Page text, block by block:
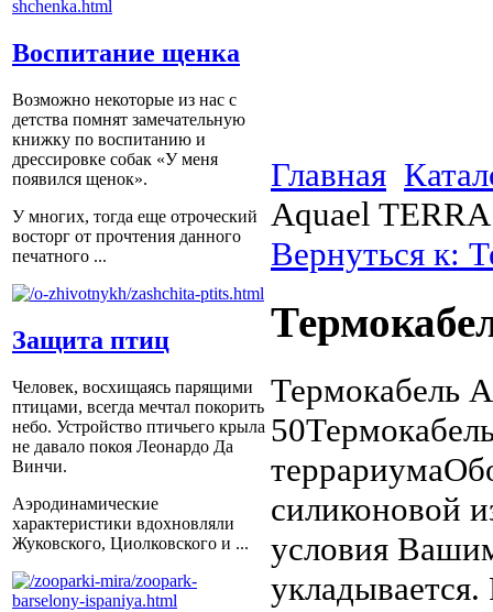
Воспитание щенка
Возможно некоторые из нас с
детства помнят замечательную
книжку по воспитанию и
дрессировке собак «У меня
появился щенок».
У многих, тогда еще отроческий
восторг от прочтения данного
печатного ...
Защита птиц
Человек, восхищаясь парящими
птицами, всегда мечтал покорить
небо. Устройство птичьего крыла
не давало покоя Леонардо Да
Винчи.
Аэродинамические
характеристики вдохновляли
Жуковского, Циолковского и ...
Главная
Aquael
Вернуться к:
Термокабель
силиконовой
условия
укладывается.